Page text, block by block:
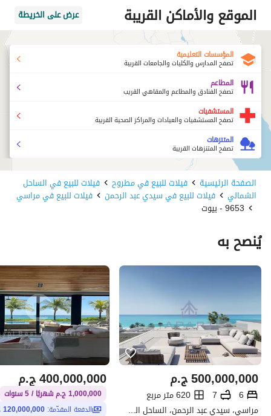
الموقع والأماكن القريبة عرض على الخريطة
المؤسسات التعليمية
تصفح المدارس والكليات والجامعات القريبة
المطاعم
تصفح الفنادق والمطاعم والمقاهي القريب
المستشفيات
تصفح المستشفيات والعيادات والمراكز الصحية القريبة
المتنزهات
تصفح المتنزهات القريبة
الصفحة الرئيسية فيلات للبيع في مطروح فيلات للبيع في الساحل
الشمالي فيلات للبيع في سيدي عبد الرحمن فيلات للبيع في مراسي
9653 - بيوت
يُنصح به
ج.م500,000,000
6
7
620 متر مربع
مراسي، سيدي عبد الرحمن، الساحل الشمالي، مطروح
ج.م400,000,000
1,000,000 ج.م شهريًا / 5 سنوات
الدفعة المقدّمة: 120,000,000 ج.م